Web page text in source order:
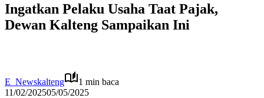
Ingatkan Pelaku Usaha Taat Pajak,
Dewan Kalteng Sampaikan Ini
E_Newskalteng
1 min baca
11/02/202505/05/2025